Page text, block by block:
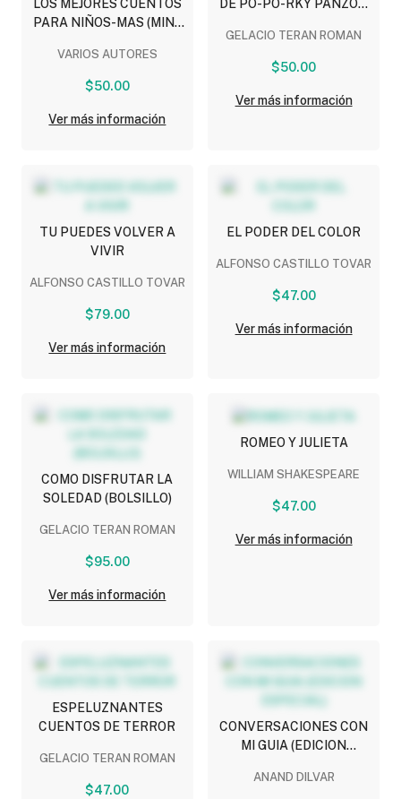
LOS MEJORES CUENTOS
PARA NIÑOS-MAS (MINI)
VARIOS AUTORES
$50.00
Ver más información
DE PO-PO-RKY PANZON
GELACIO TERAN ROMAN
$50.00
Ver más información
TU PUEDES VOLVER A
VIVIR
ALFONSO CASTILLO TOVAR
$79.00
Ver más información
EL PODER DEL COLOR
ALFONSO CASTILLO TOVAR
$47.00
Ver más información
COMO DISFRUTAR LA
SOLEDAD (BOLSILLO)
GELACIO TERAN ROMAN
$95.00
Ver más información
ROMEO Y JULIETA
WILLIAM SHAKESPEARE
$47.00
Ver más información
ESPELUZNANTES
CUENTOS DE TERROR
GELACIO TERAN ROMAN
$47.00
CONVERSACIONES CON
MI GUIA (EDICION
ANAND DILVAR